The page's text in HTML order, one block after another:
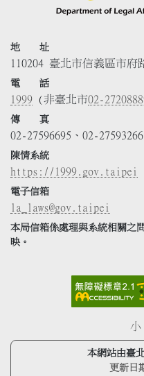
地 址
110204 臺北市信義區市府
電 話
1999 (非臺北市02-
傳 真
02-27596695、02-27593266
陳情系統
https://1999.gov.taipei
電子信箱
la_laws@gov.taipei
本局信箱係處理與系統相關之
映。
小
本網站由臺
更新日